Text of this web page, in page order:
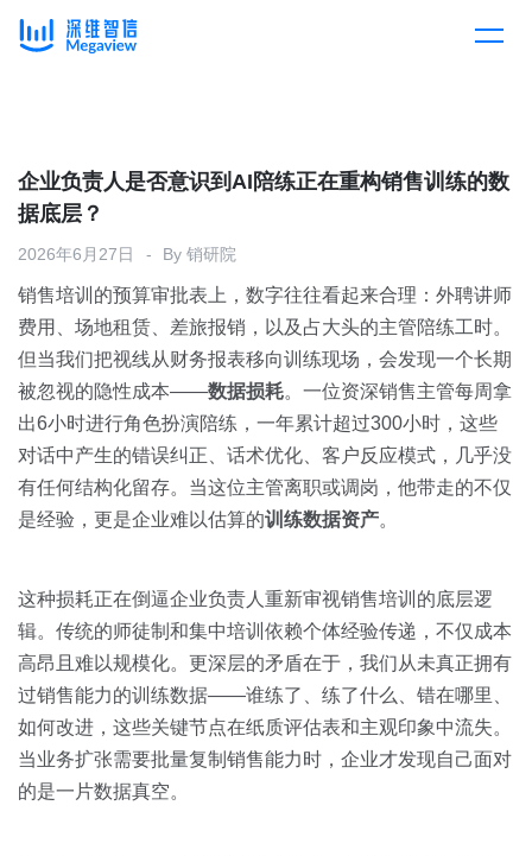
产品总览
产品集成
下载客户端
解决方案
按行业
消费医疗
教育
汽车
金融
按角色
销售人员
销售管理
客户案例
开放平台
定价
资源中心
资源中心
全部
白皮书
销售会话智能
关于我们
预约演示
企业负责人是否意识到AI陪练正在重构销售训练的数
据底层？
2026年6月27日 By 销研院
销售培训的预算审批表上，数字往往看起来合理：外聘讲师
费用、场地租赁、差旅报销，以及占大头的主管陪练工时。
但当我们把视线从财务报表移向训练现场，会发现一个长期
被忽视的隐性成本——数据损耗。一位资深销售主管每周拿
出6小时进行角色扮演陪练，一年累计超过300小时，这些
对话中产生的错误纠正、话术优化、客户反应模式，几乎没
有任何结构化留存。当这位主管离职或调岗，他带走的不仅
是经验，更是企业难以估算的训练数据资产。
这种损耗正在倒逼企业负责人重新审视销售培训的底层逻
辑。传统的师徒制和集中培训依赖个体经验传递，不仅成本
高昂且难以规模化。更深层的矛盾在于，我们从未真正拥有
过销售能力的训练数据——谁练了、练了什么、错在哪里、
如何改进，这些关键节点在纸质评估表和主观印象中流失。
当业务扩张需要批量复制销售能力时，企业才发现自己面对
的是一片数据真空。